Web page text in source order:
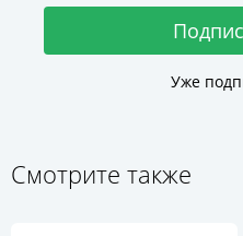
Уже
Смотрите также